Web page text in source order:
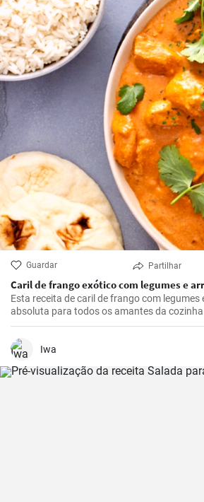
Guardar Partilhar
Caril de frango exótico com legumes e
Esta receita de caril de frango com legumes
absoluta para todos os amantes da
Soberbamente arredondados com um
frescos de especiarias picantes, trazem cor
verdadeiro deleite para o paladar! Como
sempre a atenção dos meus convidados.
Iwa